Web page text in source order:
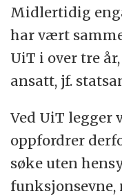
Midlertidig
har vært
UiT i over tre
ansatt, jf.
Ved UiT legger
oppfordrer
søke uten